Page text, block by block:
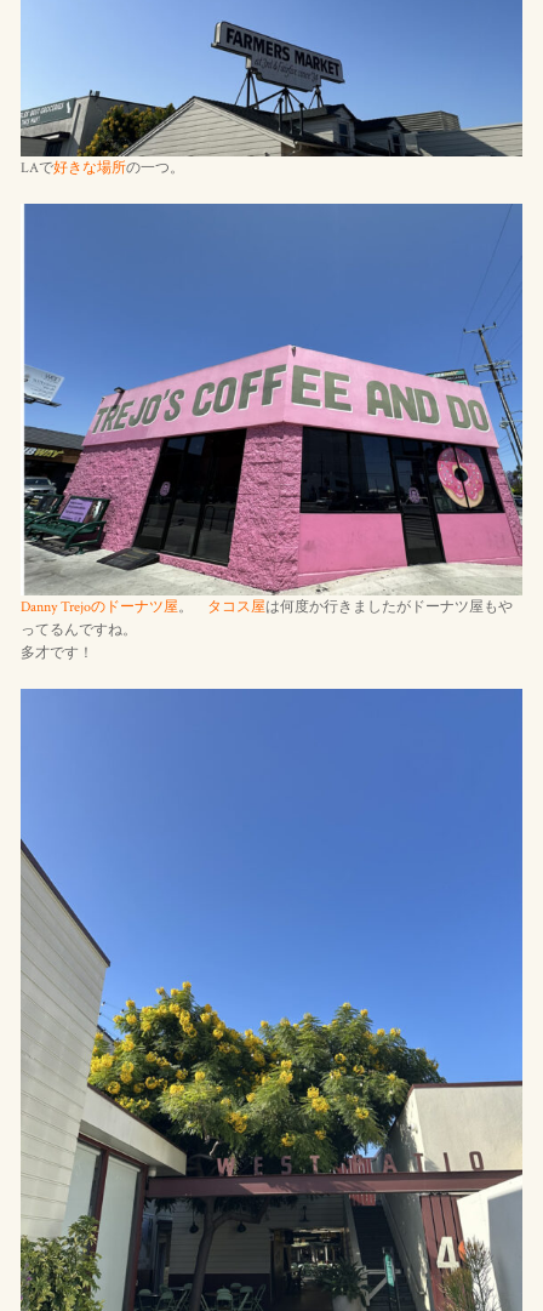
LAで好きな場所の一つ。
Danny Trejoのドーナツ屋。 タコス屋は何度か行きましたがドーナツ屋もや
ってるんですね。
多才です！